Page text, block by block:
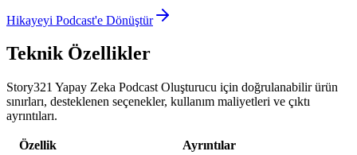
Hikayeyi Podcast'e Dönüştür
Teknik Özellikler
Story321 Yapay Zeka Podcast Oluşturucu için doğrulanabilir ürün
sınırları, desteklenen seçenekler, kullanım maliyetleri ve çıktı
ayrıntıları.
Özellik
Ayrıntılar